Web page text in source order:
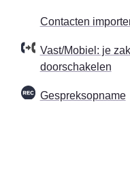
Contacten
Vast/Mobiel: je
doorschakelen
Gespreksopname